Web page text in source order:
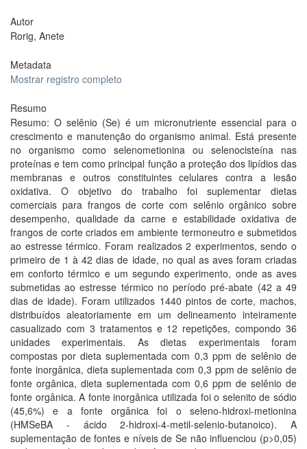
Autor
Rorig, Anete
Metadata
Mostrar registro completo
Resumo
Resumo: O selênio (Se) é um micronutriente essencial para o
crescimento e manutenção do organismo animal. Está presente
no organismo como selenometionina ou selenocisteína nas
proteínas e tem como principal função a proteção dos lipídios das
membranas e outros constituintes celulares contra a lesão
oxidativa. O objetivo do trabalho foi suplementar dietas
comerciais para frangos de corte com selênio orgânico sobre
desempenho, qualidade da carne e estabilidade oxidativa de
frangos de corte criados em ambiente termoneutro e submetidos
ao estresse térmico. Foram realizados 2 experimentos, sendo o
primeiro de 1 à 42 dias de idade, no qual as aves foram criadas
em conforto térmico e um segundo experimento, onde as aves
submetidas ao estresse térmico no período pré-abate (42 a 49
dias de idade). Foram utilizados 1440 pintos de corte, machos,
distribuídos aleatoriamente em um delineamento inteiramente
casualizado com 3 tratamentos e 12 repetições, compondo 36
unidades experimentais. As dietas experimentais foram
compostas por dieta suplementada com 0,3 ppm de selênio de
fonte inorgânica, dieta suplementada com 0,3 ppm de selênio de
fonte orgânica, dieta suplementada com 0,6 ppm de selênio de
fonte orgânica. A fonte inorgânica utilizada foi o selenito de sódio
(45,6%) e a fonte orgânica foi o seleno-hidroxi-metionina
(HMSeBA - ácido 2-hidroxi-4-metil-selenio-butanoico). A
suplementação de fontes e níveis de Se não influenciou (p>0,05)